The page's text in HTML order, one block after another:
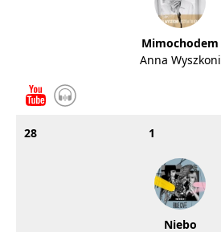
Mimochodem
Anna Wyszkoni
28 1
Niebo